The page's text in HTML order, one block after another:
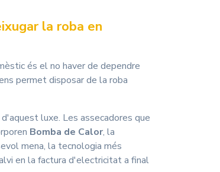
la roba en
és el no haver de dependre
permet disposar de la roba
luxe. Les assecadores que
Bomba de Calor, la
mena, la tecnologia més
en la factura d'electricitat a final